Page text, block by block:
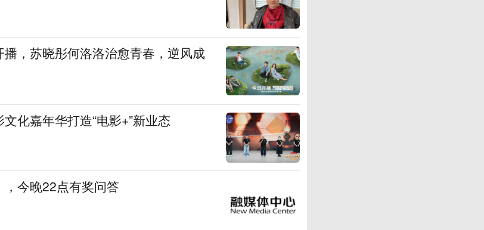
播，苏晓彤何洛洛治愈青春，逆风成
化嘉年华打造“电影+”新业态
今晚22点有奖问答